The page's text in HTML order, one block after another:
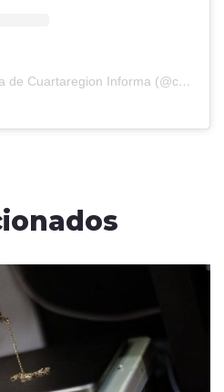
Una publicación compartida de Cuartaregion Informa (@cuartaregioninforma)